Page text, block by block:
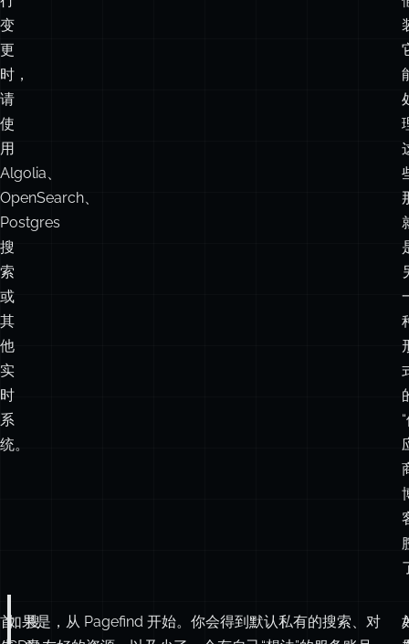
请
使
用
Algolia、
OpenSearch、
Postgres
搜
索
或
其
他
实
时
系
统。
个
是